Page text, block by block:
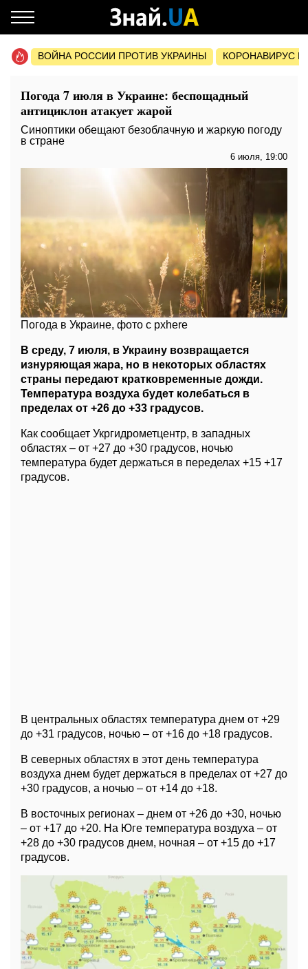
ВОЙНА РОССИИ ПРОТИВ УКРАИНЫ КОРОНАВИРУС В
Погода 7 июля в Украине: беспощадный
антициклон атакует жарой
Синоптики обещают безоблачную и жаркую погоду
в стране
6 июля, 19:00
Погода в Украине, фото с pxhere
В среду, 7 июля, в Украину возвращается
изнуряющая жара, но в некоторых областях
страны передают кратковременные дожди.
Температура воздуха будет колебаться в
пределах от +26 до +33 градусов.
Как сообщает Укргидрометцентр, в западных
областях – от +27 до +30 градусов, ночью
температура будет держаться в переделах +15 +17
градусов.
В центральных областях температура днем от +29
до +31 градусов, ночью – от +16 до +18 градусов.
В северных областях в этот день температура
воздуха днем будет держаться в пределах от +27 до
+30 градусов, а ночью – от +14 до +18.
В восточных регионах – днем от +26 до +30, ночью
– от +17 до +20. На Юге температура воздуха – от
+28 до +30 градусов днем, ночная – от +15 до +17
градусов.